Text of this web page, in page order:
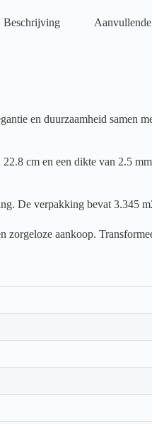
Beschrijving
en duurzaamheid
cm en een dikte van 2.5
De verpakking bevat 3.345
zorgeloze aankoop.